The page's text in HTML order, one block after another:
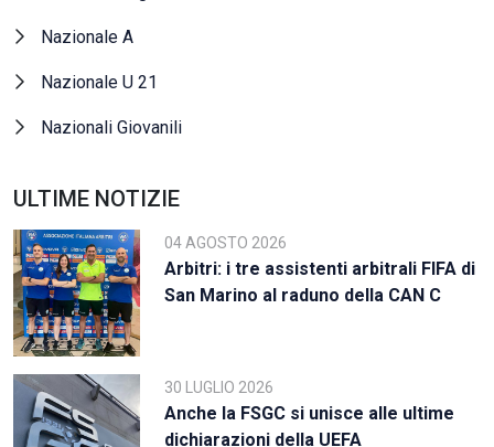
Nazionale A
Nazionale U 21
Nazionali Giovanili
ULTIME NOTIZIE
04 AGOSTO 2026
Arbitri: i tre assistenti arbitrali FIFA di
San Marino al raduno della CAN C
30 LUGLIO 2026
Anche la FSGC si unisce alle ultime
dichiarazioni della UEFA